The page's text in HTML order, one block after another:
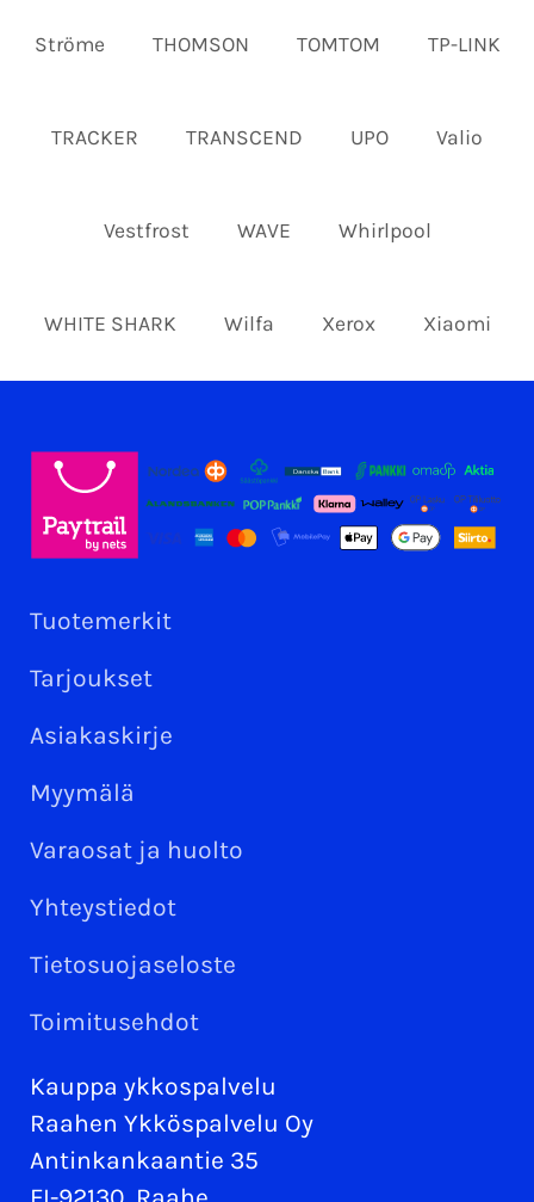
Ströme THOMSON TOMTOM TP-LINK
TRACKER TRANSCEND UPO Valio
Vestfrost WAVE Whirlpool
WHITE SHARK Wilfa Xerox Xiaomi
Tuotemerkit
Tarjoukset
Asiakaskirje
Myymälä
Varaosat ja huolto
Yhteystiedot
Tietosuojaseloste
Toimitusehdot
Kauppa ykkospalvelu
Raahen Ykköspalvelu Oy
Antinkankaantie 35